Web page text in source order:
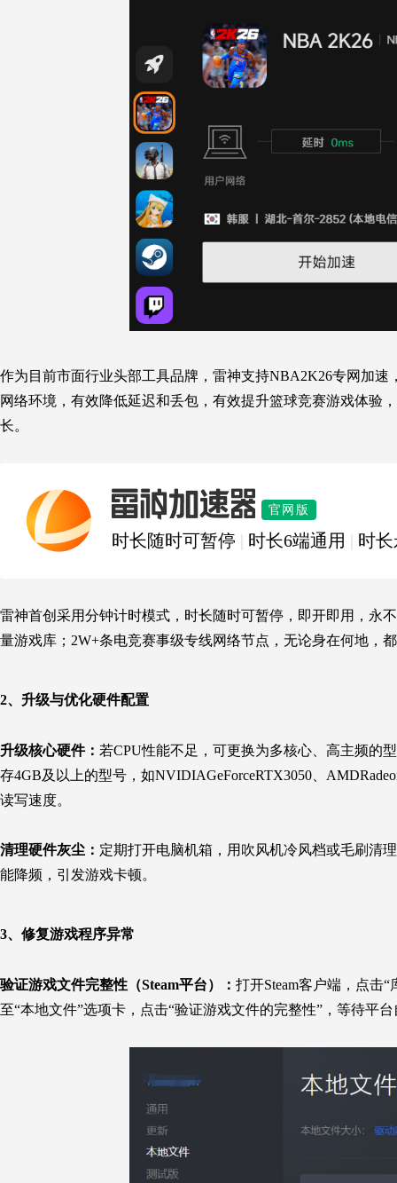
作为目前市面行业头部工具品牌，雷神支持NBA2K26专网加
网络环境，有效降低延迟和丢包，有效提升篮球竞赛游戏体验
长。
雷神加速器 官网版
时长随时可暂停 时长6端通用 时
雷神首创采用分钟计时模式，时长随时可暂停，即开即用，永
量游戏库；2W+条电竞赛事级专线网络节点，无论身在何地，
2、升级与优化硬件配置
升级核心硬件： 若CPU性能不足，可更换为多核心、高主频的
存4GB及以上的型号，如NVIDIAGeForceRTX3050、
读写速度。
清理硬件灰尘： 定期打开电脑机箱，用吹风机冷风档或毛刷清
能降频，引发游戏卡顿。
3、修复游戏程序异常
验证游戏文件完整性（Steam平台）： 打开Steam客户端，点击
至“本地文件”选项卡，点击“验证游戏文件的完整性”，等待平